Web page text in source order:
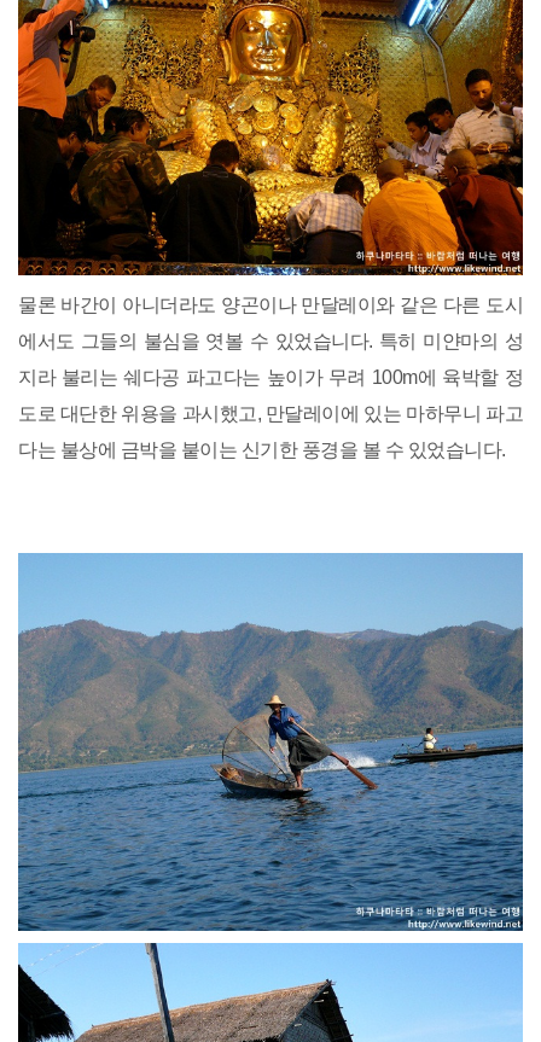
물론 바간이 아니더라도 양곤이나 만달레이와 같은 다른 도시
에서도 그들의 불심을 엿볼 수 있었습니다. 특히 미얀마의 성
지라 불리는 쉐다공 파고다는 높이가 무려 100m에 육박할 정
도로 대단한 위용을 과시했고, 만달레이에 있는 마하무니 파고
다는 불상에 금박을 붙이는 신기한 풍경을 볼 수 있었습니다.